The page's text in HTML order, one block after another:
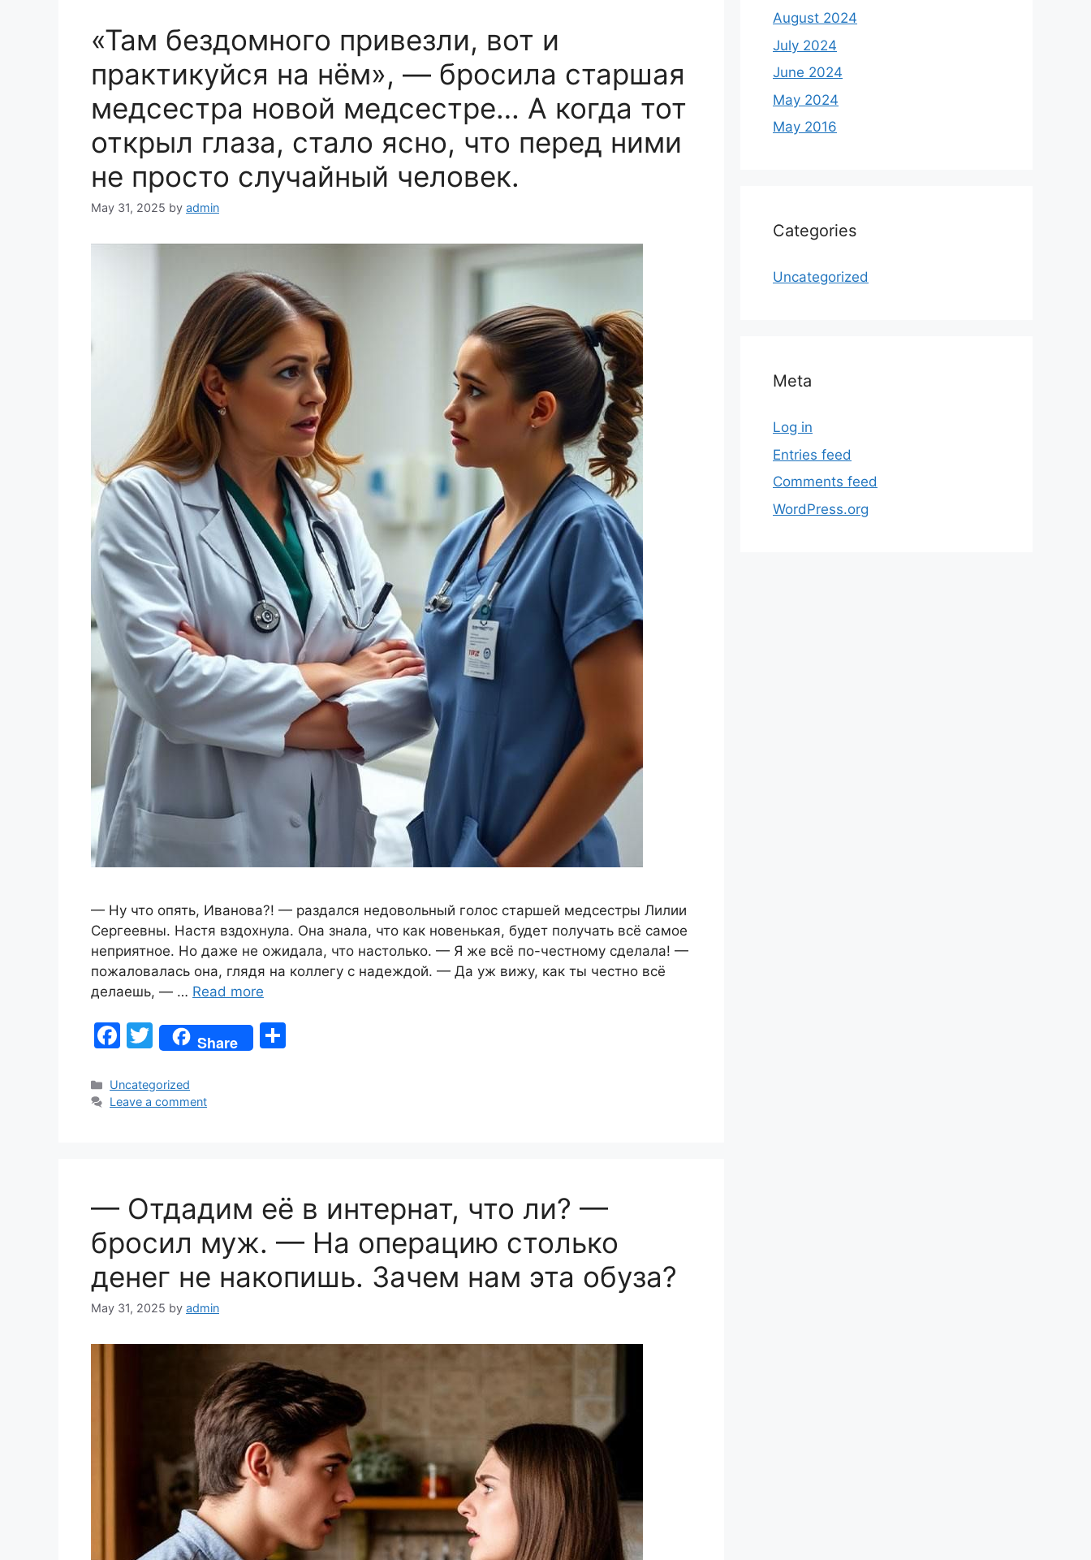
o
k
«Там бездомного привезли, вот и
практикуйся на нём», — бросила старшая
медсестра новой медсестре… А когда тот
открыл глаза, стало ясно, что перед ними
не просто случайный человек.
May 31, 2025 by admin
— Ну что опять, Иванова?! — раздался недовольный голос старшей медсестры Лилии
Сергеевны. Настя вздохнула. Она знала, что как новенькая, будет получать всё самое
неприятное. Но даже не ожидала, что настолько. — Я же всё по-честному сделала! —
пожаловалась она, глядя на коллегу с надеждой. — Да уж вижу, как ты честно всё
делаешь, — … Read more
F
c
e
o
k
T
w
itt
er
Share
Categories
Uncategorized
Leave a comment
— Отдадим её в интернат, что ли? —
бросил муж. — На операцию столько
денег не накопишь. Зачем нам эта обуза?
May 31, 2025 by admin
August 2024
July 2024
June 2024
May 2024
May 2016
Categories
Uncategorized
Meta
Log in
Entries feed
Comments feed
WordPress.org